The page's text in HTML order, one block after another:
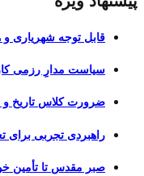
قابل توجه شهریاری
سیاست مدارِ رزمی
ضرورت کلاس تاریخ و
راهبردی تجربی برای
صبر مقدس تا تأمین